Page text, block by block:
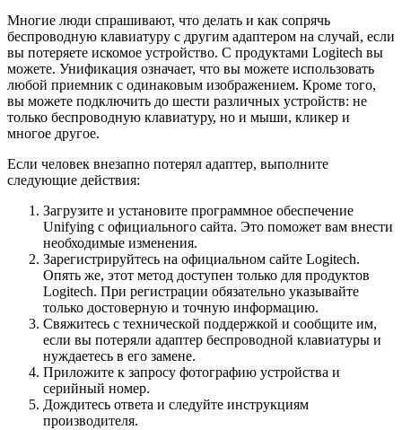
Многие люди спрашивают, что делать и как сопрячь
беспроводную клавиатуру с другим адаптером на случай, если
вы потеряете искомое устройство. С продуктами Logitech вы
можете. Унификация означает, что вы можете использовать
любой приемник с одинаковым изображением. Кроме того,
вы можете подключить до шести различных устройств: не
только беспроводную клавиатуру, но и мыши, кликер и
многое другое.
Если человек внезапно потерял адаптер, выполните
следующие действия:
Загрузите и установите программное обеспечение
Unifying с официального сайта. Это поможет вам внести
необходимые изменения.
Зарегистрируйтесь на официальном сайте Logitech.
Опять же, этот метод доступен только для продуктов
Logitech. При регистрации обязательно указывайте
только достоверную и точную информацию.
Свяжитесь с технической поддержкой и сообщите им,
если вы потеряли адаптер беспроводной клавиатуры и
нуждаетесь в его замене.
Приложите к запросу фотографию устройства и
серийный номер.
Дождитесь ответа и следуйте инструкциям
производителя.